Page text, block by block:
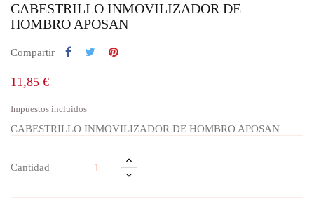
CABESTRILLO INMOVILIZADOR DE
HOMBRO APOSAN
Compartir
11,85 €
Impuestos incluidos
CABESTRILLO INMOVILIZADOR DE HOMBRO APOSAN
Cantidad